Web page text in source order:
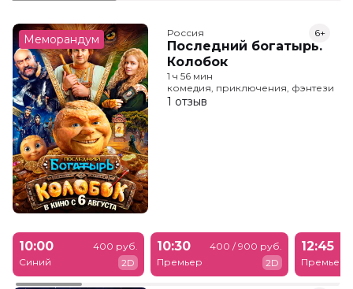
Меморандум Россия
Последний богатырь.
Колобок
6+
1 ч 56 мин
комедия, приключения, фэнтези
1 отзыв
10:00
Синий
400 руб.
2D
10:30
Премьер
400 / 900 руб.
2D
12:45
Премьер